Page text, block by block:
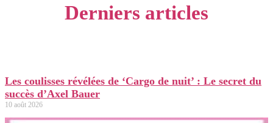
Derniers articles
Les coulisses révélées de ‘Cargo de nuit’ : Le secret du
succès d’Axel Bauer
10 août 2026